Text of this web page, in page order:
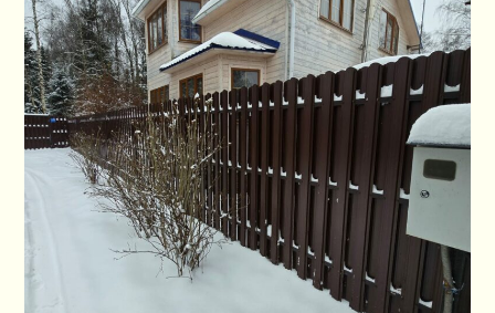
КОНТАКТЫ
СЛУЖБЫ
НАПИСАТЬ!